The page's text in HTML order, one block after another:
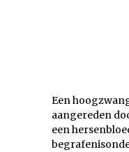
Een
aangereden
een